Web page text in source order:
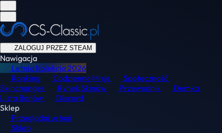
ZALOGUJ PRZEZ STEAM
Nawigacja
Letnia Kolekcja2026
Ranking
Codzienne Misje
Społeczność
Skinchanger
Rynek Skinów Przewodnik
Demka
Lista Banów
Discord
Sklep
Przeglądaj usługi
Sklep